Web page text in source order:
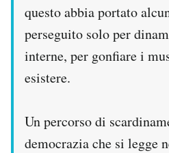
questo abbia portato
perseguito solo per
interne, per gonfiare i
esistere.
Un percorso di
democrazia che si legge